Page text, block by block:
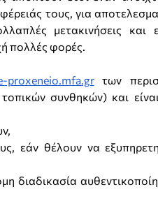
τους, για
μετακινήσεις και
πολλές φορές.
proxeneio.mfa.grτων
συνθηκών) και
εάν θέλουν να